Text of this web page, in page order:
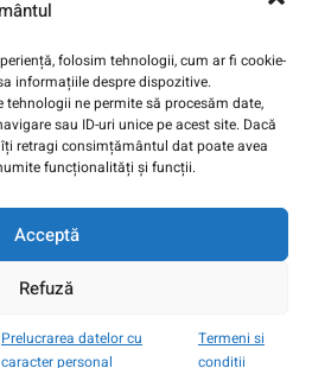
folosim tehnologii, cum ar fi cookie-
informațiile despre dispozitive.
ne permite să procesăm date,
sau ID-uri unice pe acest site. Dacă
retragi consimțământul dat poate avea
funcționalități și funcții.
Acceptă
Refuză
Prelucrarea datelor cu
caracter personal
Termeni si
conditii